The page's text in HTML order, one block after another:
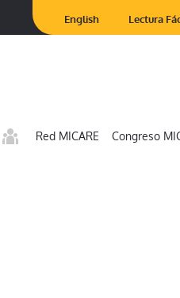
English Lectura
Red MICARE Congreso